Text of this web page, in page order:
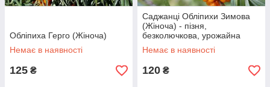
Обліпиха Герго (Жіноча)
Немає в наявності
125 ₴
Саджанці Обліпихи Зимова
(Жіноча) - пізня,
безколючкова, урожайна
Немає в наявності
120 ₴